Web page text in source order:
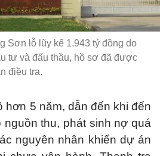
Sơn lỗ lũy kế 1.943 tỷ đồng do
tư và đấu thầu, hồ sơ đã được
điều tra.
hơn 5 năm, dẫn đến khi đến
nguồn thu, phát sinh nợ quá
nguyên nhân khiến dự án